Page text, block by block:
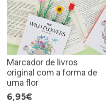
Marcador de livros
original com a forma de
uma flor
6,95€